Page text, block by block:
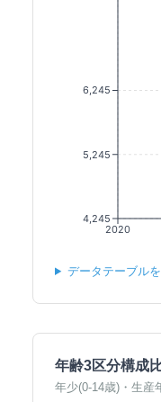
2020
4,245
5,245
6,245
データテーブル
年齢3区分構成
年少(0-14歳)・生産